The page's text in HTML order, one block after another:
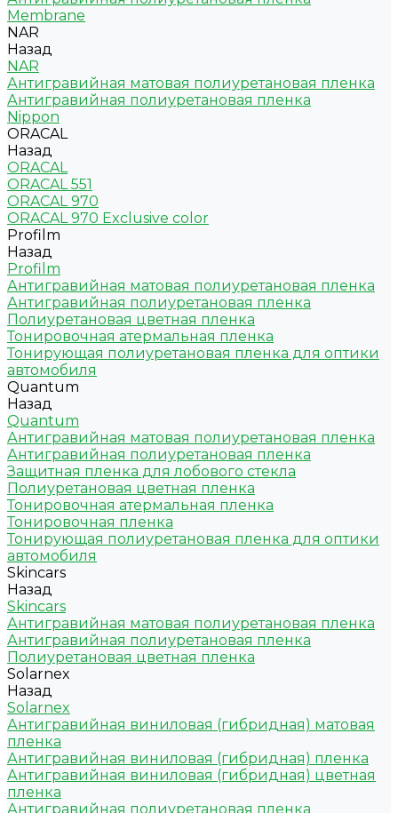
Membrane
NAR
Назад
NAR
Антигравийная матовая полиуретановая пленка
Антигравийная полиуретановая пленка
Nippon
ORACAL
Назад
ORACAL
ORACAL 551
ORACAL 970
ORACAL 970 Exclusive color
Profilm
Назад
Profilm
Антигравийная матовая полиуретановая пленка
Антигравийная полиуретановая пленка
Полиуретановая цветная пленка
Тонировочная атермальная пленка
Тонирующая полиуретановая пленка для оптики
автомобиля
Quantum
Назад
Quantum
Антигравийная матовая полиуретановая пленка
Антигравийная полиуретановая пленка
Защитная пленка для лобового стекла
Полиуретановая цветная пленка
Тонировочная атермальная пленка
Тонировочная пленка
Тонирующая полиуретановая пленка для оптики
автомобиля
Skincars
Назад
Skincars
Антигравийная матовая полиуретановая пленка
Антигравийная полиуретановая пленка
Полиуретановая цветная пленка
Solarnex
Назад
Solarnex
Антигравийная виниловая (гибридная) матовая
пленка
Антигравийная виниловая (гибридная) пленка
Антигравийная виниловая (гибридная) цветная
пленка
Антигравийная полиуретановая пленка